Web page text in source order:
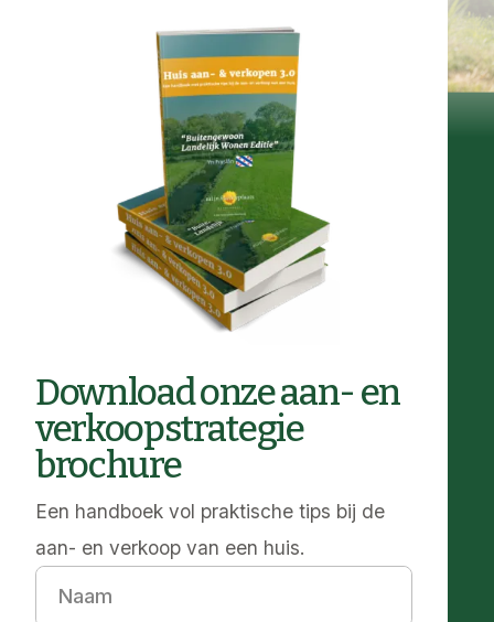
Download onze aan- en
verkoopstrategie
brochure
Een handboek vol praktische tips bij de
aan- en verkoop van een huis.
Naam